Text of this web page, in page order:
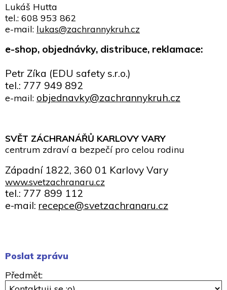
Lukáš Hutta
tel.: 608 953 862
e-mail: lukas@zachrannykruh.cz
e-shop, objednávky, distribuce, reklamace:
Petr Zíka (EDU safety s.r.o.)
tel.: 777 949 892
e-mail: objednavky@zachrannykruh.cz
SVĚT ZÁCHRANÁŘŮ KARLOVY VARY
centrum zdraví a bezpečí pro celou rodinu
Západní 1822, 360 01 Karlovy Vary
www.svetzachranaru.cz
tel.: 777 899 112
e-mail: recepce@svetzachranaru.cz
Poslat zprávu
Předmět: